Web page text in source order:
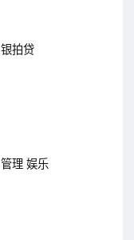
银拍贷
管理 娱乐